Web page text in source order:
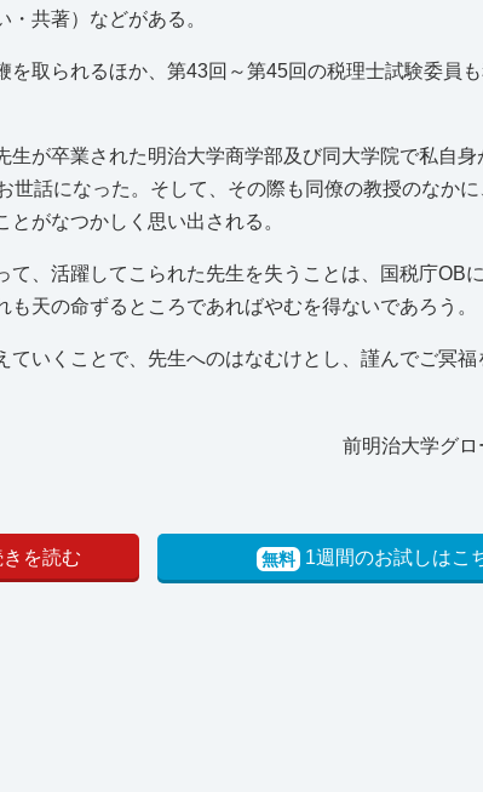
共著）などがある。
を取られるほか、第43回～第45回の税理士試験委員
が卒業された明治大学商学部及び同大学院で私自
世話になった。そして、その際も同僚の教授のなか
がなつかしく思い出される。
、活躍してこられた先生を失うことは、国税庁OB
天の命ずるところであればやむを得ないであろう。
いくことで、先生へのはなむけとし、謹んでご冥福
前明治大学グ
を読む 無料 1週間のお試しはこ